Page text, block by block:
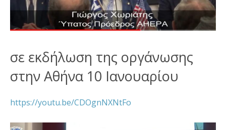
σε εκδήλωση της οργάνωσης
στην Αθήνα 10 Ιανουαρίου
https://youtu.be/CDOgnNXNtFo